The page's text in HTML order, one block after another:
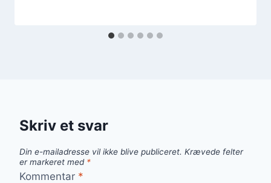
Skriv et svar
Din e-mailadresse vil ikke blive publiceret. Krævede felter
er markeret med *
Kommentar *